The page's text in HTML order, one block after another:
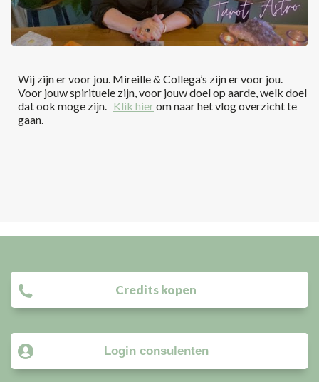
Wij zijn er voor jou. Mireille & Collega’s zijn er voor jou.
Voor jouw spirituele zijn, voor jouw doel op aarde, welk doel
dat ook moge zijn. Klik hierom naar het vlog overzicht te
gaan.
Credits kopen
Login consulenten